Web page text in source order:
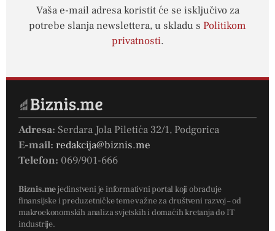
Vaša e-mail adresa koristit će se isključivo za
potrebe slanja newslettera, u skladu s Politikom
privatnosti.
Adresa: Serdara Jola Piletića 32/1, Podgorica
E-mail: redakcija@biznis.me
Telefon: 069/901-666
Biznis.mejedinstveni je informativni portal koji obrađuje
finansijske i preduzetničke teme važne za društveni razvoj – od
makroekonomskih analiza svjetskih i domaćih kretanja do IT
industrije.